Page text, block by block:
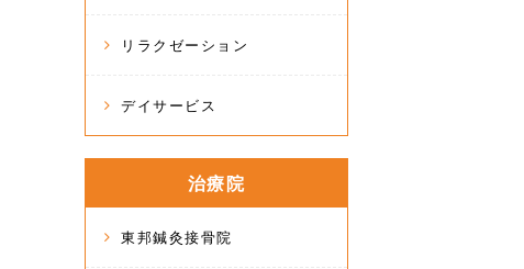
リラクゼーション
デイサービス
治療院
東邦鍼灸接骨院